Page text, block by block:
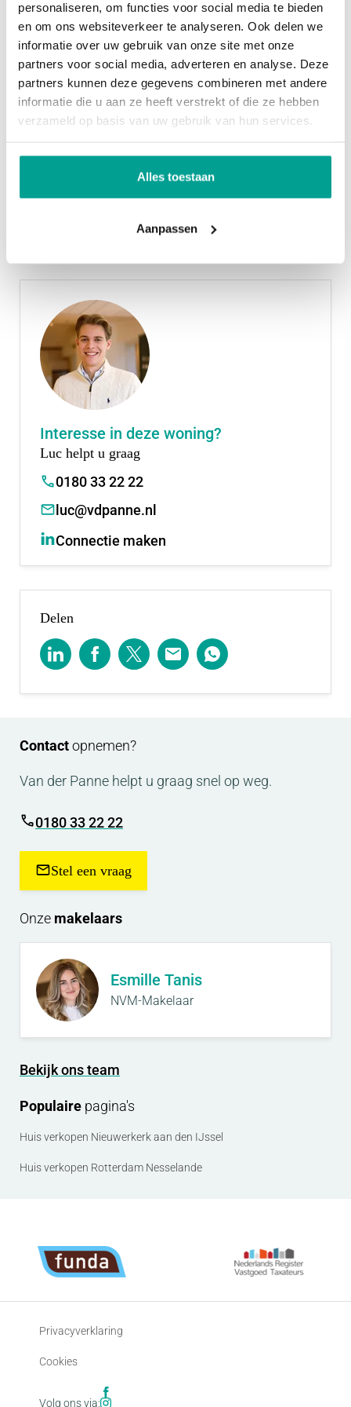
personaliseren, om functies voor social media te bieden
en om ons websiteverkeer te analyseren. Ook delen we
informatie over uw gebruik van onze site met onze
partners voor social media, adverteren en analyse. Deze
partners kunnen deze gegevens combineren met andere
informatie die u aan ze heeft verstrekt of die ze hebben
verzameld op basis van uw gebruik van hun services.
Alles toestaan
Aanpassen
gezin te starten. Nu, of over een tijdje misschien.
Met twee ruime slaapkamers én nog een kleinere,
heb je ruimte genoeg om te slapen én je hobby’s uit
te oefenen. Op de eerste verdieping bevindt zich
een badkamer met een (tweede) toilet. De tweede
afgesloten wasruimte. De rijwoningen zijn ook
beschikbaar als bijzondere hoekwoning of
ademende omgeving van Nieuwerkerk aan den
IJssel is de ruimte in de nieuwbouwwijk Esse
Zoom onmetelijk. Rustig wonen en tegelijkertijd
zeer centraal in de Randstad. Esse Zoom bestaat
straks uit ongeveer 550 nieuwbouwwoningen,
waarvan de eerste vier fasen al zijn opgeleverd én
Bergruimte
Garage Geen garage
Overig
Interesse in deze woning?
Luc helpt u graag
0180 33 22 22
luc@vdpanne.nl
Connectie maken
Delen
Contactopnemen?
Van der Panne helpt u graag snel op weg.
0180 33 22 22
Stel een vraag
Onze makelaars
Esmille Tanis
NVM-Makelaar
Bekijk ons team
Populaire pagina's
Huis verkopen Nieuwerkerk aan den IJssel
Huis verkopen Rotterdam Nesselande
Privacyverklaring
Cookies
Volg ons via: